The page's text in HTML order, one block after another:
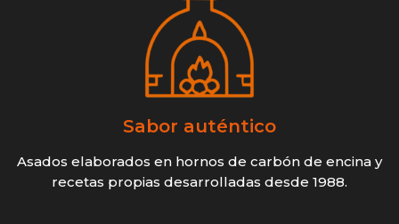
Sabor auténtico
Asados elaborados en hornos de carbón de encina y
recetas propias desarrolladas desde 1988.